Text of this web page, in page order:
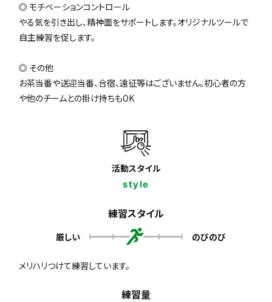
◎ モチベーションコントロール
やる気を引き出し、精神面をサポートします。オリジナルツールで
自主練習を促します。
◎ その他
お茶当番や送迎当番、合宿、遠征等はございません。初心者の方
や他のチームとの掛け持ちもOK
活動スタイル
style
練習スタイル
厳しい のびのび
メリハリつけて練習しています。
練習量